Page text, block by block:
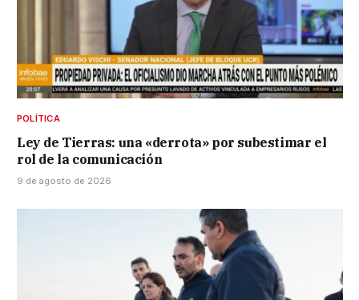
POLÍTICA
Ley de Tierras: una «derrota» por subestimar el
rol de la comunicación
9 de agosto de 2026